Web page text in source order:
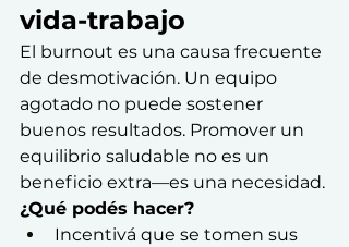
vida-trabajo
El burnout es una causa frecuente
de desmotivación. Un equipo
agotado no puede sostener
buenos resultados. Promover un
equilibrio saludable no es un
beneficio extra—es una necesidad.
¿Qué podés hacer?
Incentivá que se tomen sus